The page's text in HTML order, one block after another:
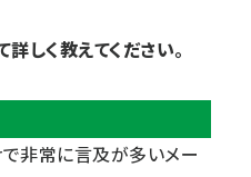
詳しく教えてください。
非常に言及が多いメー